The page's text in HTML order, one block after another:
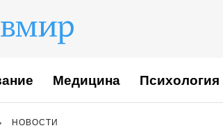
Медицина Психология
НОВОСТИ